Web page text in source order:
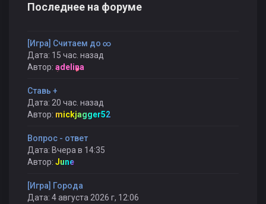
Последнее на форуме
[Игра] Считаем до ∞
Дата: 15 час. назад
Автор: adelina
Ставь +
Дата: 20 час. назад
Автор: mickjagger52
Вопрос - ответ
Дата: Вчера в 14:35
Автор: June
[Игра] Города
Дата: 4 августа 2026 г, 12:06